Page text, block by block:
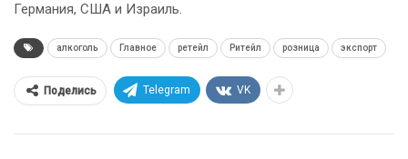
Германия, США и Израиль.
алкоголь Главное ретейл Ритейл розница экспорт
Поделись Telegram VK